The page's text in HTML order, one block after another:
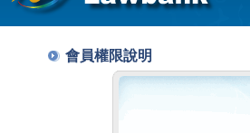
會員權限說明